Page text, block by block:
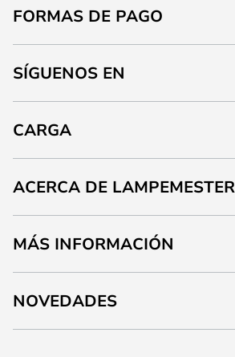
FORMAS DE PAGO
SÍGUENOS EN
CARGA
ACERCA DE
MÁS INFORMACIÓN
NOVEDADES